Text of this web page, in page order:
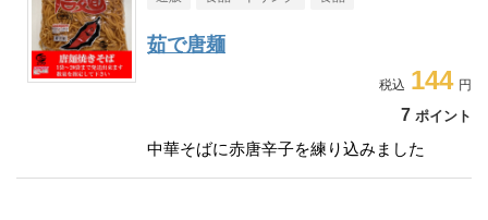
茹で唐麺
144
7 ポイント
中華そばに赤唐辛子を練り込みました